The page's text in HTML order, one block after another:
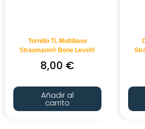
Tornillo Ti. Multibase
Straumann® Bone Level®
8,00 €
Añadir al
carrito